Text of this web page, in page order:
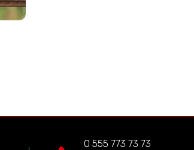
0 555 773 73 73